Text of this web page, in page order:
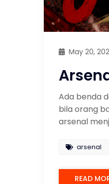
May 20,
Ada benda
bila orang
arsenal
arsenal
READ